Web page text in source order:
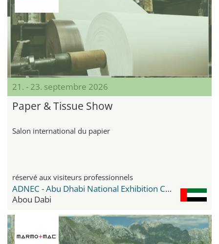
21. - 23. septembre 2026
Paper & Tissue Show
Salon international du papier
réservé aux visiteurs professionnels
ADNEC - Abu Dhabi National Exhibition Center
Abou Dabi